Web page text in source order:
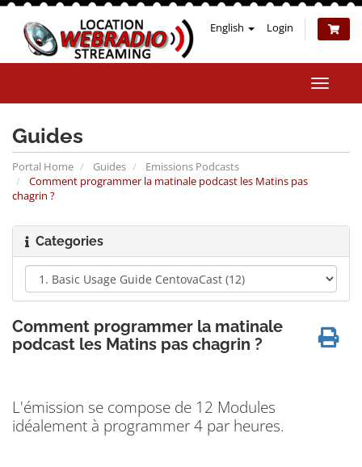
English Login
Toggle
Guides
Portal Home Guides
Emissions Podcasts
Comment programmer la matinale podcast les Matins pas
chagrin ?
Categories
Comment programmer la matinale
podcast les Matins pas chagrin ?
L'émission se compose de 12 Modules
idéalement à programmer 4 par heures.